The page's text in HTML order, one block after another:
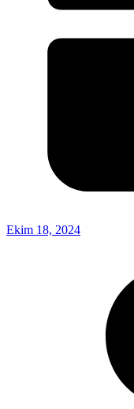
Ekim 18, 2024